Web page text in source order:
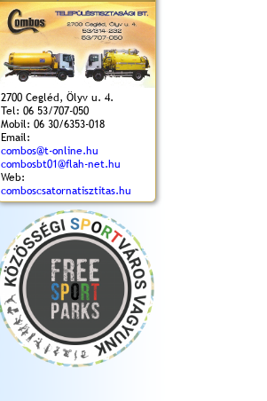
2700 Cegléd, Ölyv u. 4.
Tel: 06 53/707-050
Mobil: 06 30/6353-018
Email:
combos@t-online.hu
combosbt01@flah-net.hu
Web:
comboscsatornatisztitas.hu